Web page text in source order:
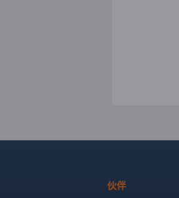
伙伴